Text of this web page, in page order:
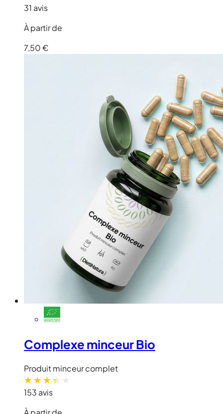
31 avis
À partir de
7,50 €
Complexe minceur Bio
Produit minceur complet
153 avis